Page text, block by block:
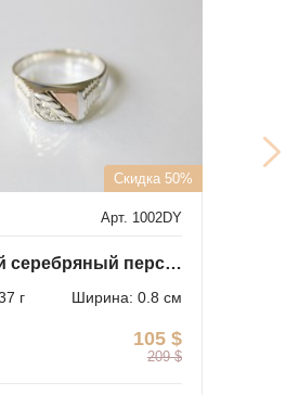
Скидка 50%
Арт. 1002DY
Мужской серебряный перстень с золотом и камнями
г Ширина: 0.8 см
105 $
209 $